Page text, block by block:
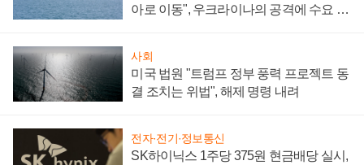
아로 이동", 우크라이나의 공격에 수요 늘
사회
미국 법원 "트럼프 정부 풍력 프로젝트 동
결 조치는 위법", 해제 명령 내려
전자·전기·정보통신
SK하이닉스 1주당 375원 현금배당 실시,